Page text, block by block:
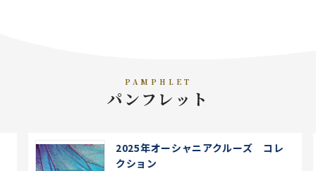
PAMPHLET
パンフレット
2025年オーシャニアクルーズ コレ
クション